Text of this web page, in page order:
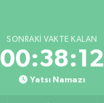
SONRAKI VAKTE KALAN
00:38:12
Yatsı Namazı